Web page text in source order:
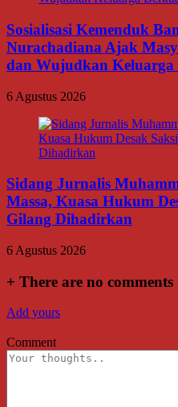
Sosialisasi Kemenduk
Nurachadiana Ajak
dan Wujudkan Keluarga
6 Agustus 2026
Sidang Jurnalis
Massa, Kuasa Hukum
Gilang Dihadirkan
6 Agustus 2026
+ There are no comments
Add yours
Comment